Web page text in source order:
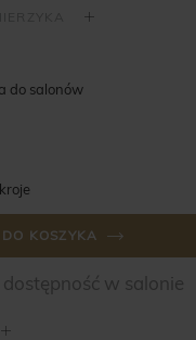
do salonów
KOSZYKA
w salonie